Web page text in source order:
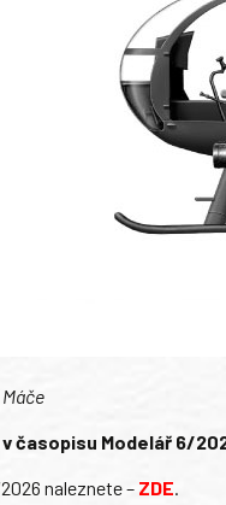
časopisu Modelář 6/
naleznete – ZDE.